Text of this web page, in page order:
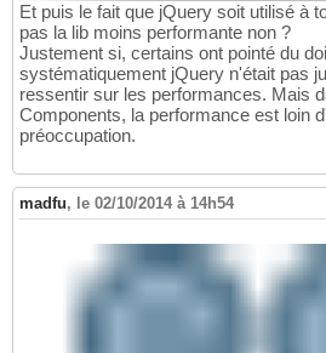
Et puis le fait que jQuery soit utilisé à
pas la lib moins performante non ?
Justement si, certains ont pointé du
systématiquement jQuery n'était pas
ressentir sur les performances. Mais
Components, la performance est loin
préoccupation.
madfu, le 02/10/2014 à 14h54